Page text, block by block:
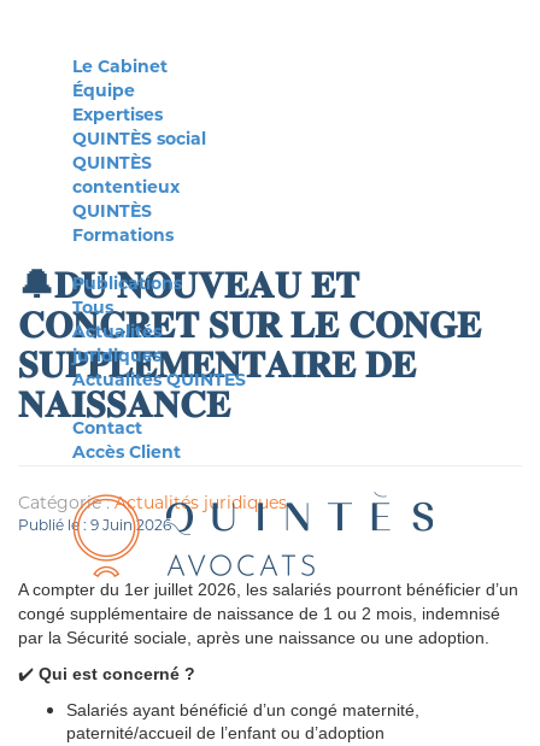
Le Cabinet
Équipe
Expertises
QUINTÈS social
QUINTÈS
contentieux
QUINTÈS
Formations
Publications
Tous
Actualités
juridiques
Actualités QUINTES
Contact
Accès Client
🔔𝐃𝐔 𝐍𝐎𝐔𝐕𝐄𝐀𝐔 𝐄𝐓
𝐂𝐎𝐍𝐂𝐑𝐄𝐓 𝐒𝐔𝐑 𝐋𝐄 𝐂𝐎𝐍𝐆𝐄
𝐒𝐔𝐏𝐏𝐋𝐄𝐌𝐄𝐍𝐓𝐀𝐈𝐑𝐄 𝐃𝐄
𝐍𝐀𝐈𝐒𝐒𝐀𝐍𝐂𝐄
Catégorie :Actualités juridiques
Publié le : 9 Juin 2026
A compter du 1er juillet 2026, les salariés pourront bénéficier d’un
congé supplémentaire de naissance de 1 ou 2 mois, indemnisé
par la Sécurité sociale, après une naissance ou une adoption.
✔️ Qui est concerné ?
Salariés ayant bénéficié d’un congé maternité,
paternité/accueil de l’enfant ou d’adoption